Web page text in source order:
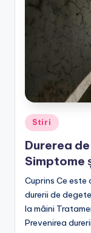
Posted
in
Stiri
Durerea
Simptome
Cuprins Ce este
durerii de
la mâini
Prevenirea